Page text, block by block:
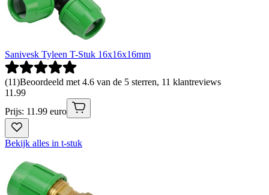
Sanivesk Tyleen T-Stuk 16x16x16mm
(11)Beoordeeld met 4.6 van de 5 sterren, 11 klantreviews
11 .99
Prijs: 11.99 euro
Bekijk alles in t-stuk